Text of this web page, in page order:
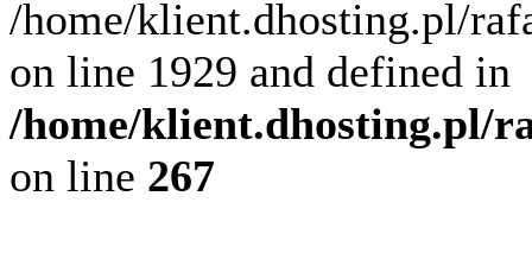
/home/klient.dhosting.pl/
on line 1929 and defined in
/home/klient.dhosting.pl/
on line 267